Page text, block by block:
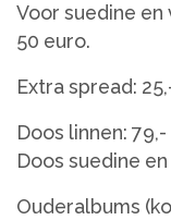
Voor suedine
50 euro.
Extra spread:
Doos linnen: 79,-
Doos suedine
Ouderalbums